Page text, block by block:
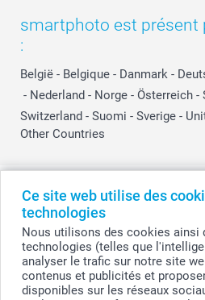
Ce site web utilise des
technologies
Nous utilisons des cookies ainsi
technologies (telles que
analyser le trafic sur notre site
contenus et publicités et
disponibles sur les réseaux
smartphoto est présent
:
België - Belgique - Danmark -
- Nederland - Norge - Österreich -
Switzerland - Suomi - Sverige -
Other Countries
© smartphoto group. Tous droits
smartphoto group SA.
Siège social : Kwatrechtsteenweg 160,
Numéro de TVA BE 0405.706.755
Numéro d'entreprise 0405.706.755.
Tous les prix sont en EURO (€), TVA